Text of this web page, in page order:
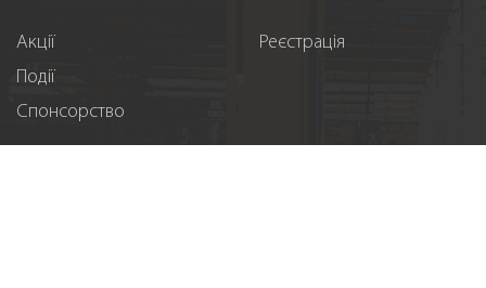
Акції
Події
Спонсорство
Реєстрація